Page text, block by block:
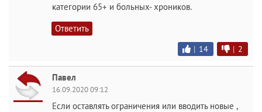
категории 65+ и больных- хроников.
Ответить
| 14 | 2
Павел
16.09.2020 09:12
Если оставлять ограничения или вводить новые ,